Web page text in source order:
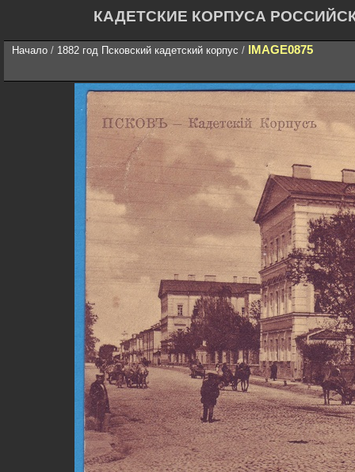
КАДЕТСКИЕ КОРПУСА
Начало / 1882 год Псковский кадетский корпус / IMAGE0875